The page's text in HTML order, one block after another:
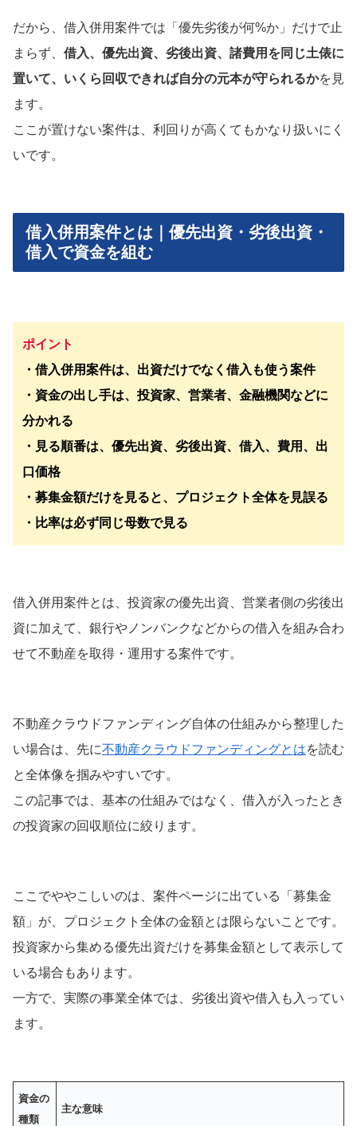
だから、借入併用案件では「優先劣後が何%か」だけで止
まらず、 借入、優先出資、劣後出資、諸費用を同じ土俵に
置いて、いくら回収できれば自分の元本が守られるかを見
ます。
ここが置けない案件は、利回りが高くてもかなり扱いにく
いです。
借入併用案件とは｜優先出資・劣後出資・
借入で資金を組む
ポイント
・借入併用案件は、出資だけでなく借入も使う案件
・資金の出し手は、投資家、営業者、金融機関などに
分かれる
・見る順番は、優先出資、劣後出資、借入、費用、出
口価格
・募集金額だけを見ると、プロジェクト全体を見誤る
・比率は必ず同じ母数で見る
借入併用案件とは、投資家の優先出資、営業者側の劣後出
資に加えて、銀行やノンバンクなどからの借入を組み合わ
せて不動産を取得・運用する案件です。
不動産クラウドファンディング自体の仕組みから整理した
い場合は、先に不動産クラウドファンディングとはを読む
と全体像を掴みやすいです。
この記事では、基本の仕組みではなく、借入が入ったとき
の投資家の回収順位に絞ります。
ここでややこしいのは、案件ページに出ている「募集金
額」が、プロジェクト全体の金額とは限らないことです。
投資家から集める優先出資だけを募集金額として表示して
いる場合もあります。
一方で、実際の事業全体では、劣後出資や借入も入ってい
ます。
資金の
種類
主な意味